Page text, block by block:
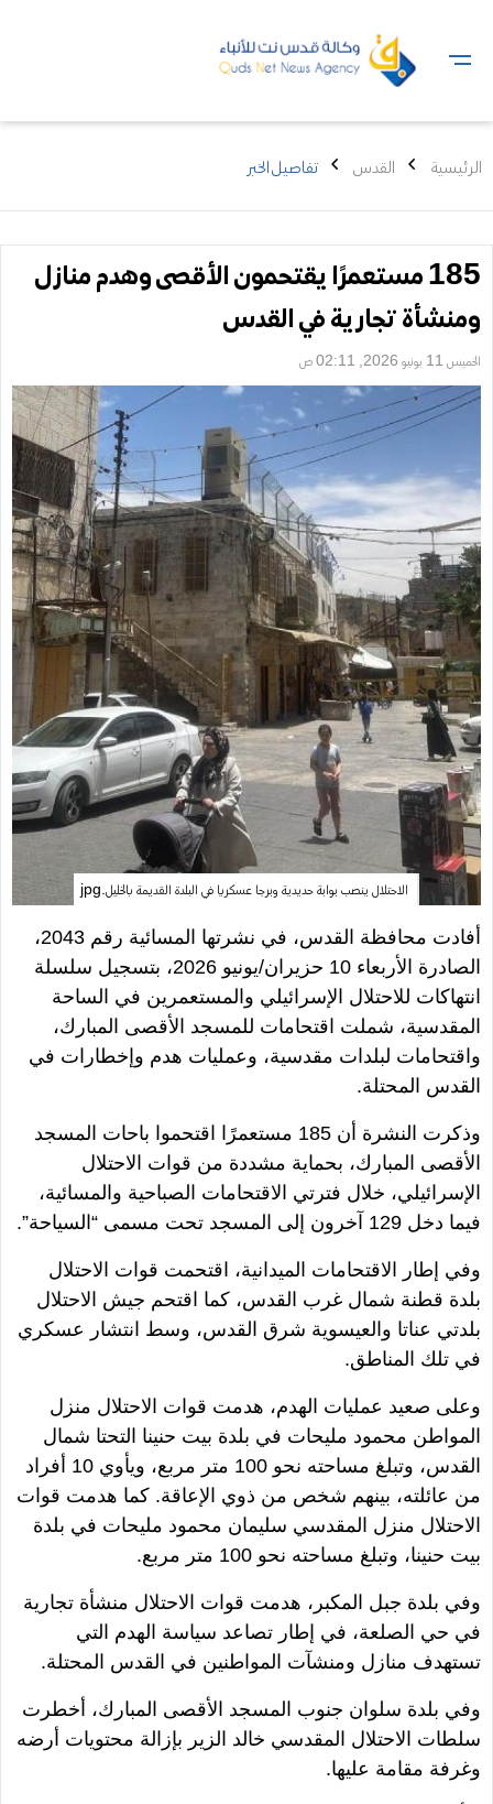
الرئيسية القدس تفاصيل الخبر
185 مستعمرًا يقتحمون الأقصى وهدم منازل
ومنشأة تجارية في القدس
الخميس 11 يونيو 2026, 02:11 ص
الاحتلال ينصب بوابة حديدية وبرجا عسكريا في البلدة القديمة بالخليل.jpg
أفادت محافظة القدس، في نشرتها المسائية رقم 2043،
الصادرة الأربعاء 10 حزيران/يونيو 2026، بتسجيل سلسلة
انتهاكات للاحتلال الإسرائيلي والمستعمرين في الساحة
المقدسية، شملت اقتحامات للمسجد الأقصى المبارك،
واقتحامات لبلدات مقدسية، وعمليات هدم وإخطارات في
القدس المحتلة.
وذكرت النشرة أن 185 مستعمرًا اقتحموا باحات المسجد
الأقصى المبارك، بحماية مشددة من قوات الاحتلال
الإسرائيلي، خلال فترتي الاقتحامات الصباحية والمسائية،
فيما دخل 129 آخرون إلى المسجد تحت مسمى “السياحة”.
وفي إطار الاقتحامات الميدانية، اقتحمت قوات الاحتلال
بلدة قطنة شمال غرب القدس، كما اقتحم جيش الاحتلال
بلدتي عناتا والعيسوية شرق القدس، وسط انتشار عسكري
في تلك المناطق.
وعلى صعيد عمليات الهدم، هدمت قوات الاحتلال منزل
المواطن محمود مليحات في بلدة بيت حنينا التحتا شمال
القدس، وتبلغ مساحته نحو 100 متر مربع، ويأوي 10 أفراد
من عائلته، بينهم شخص من ذوي الإعاقة. كما هدمت قوات
الاحتلال منزل المقدسي سليمان محمود مليحات في بلدة
بيت حنينا، وتبلغ مساحته نحو 100 متر مربع.
وفي بلدة جبل المكبر، هدمت قوات الاحتلال منشأة تجارية
في حي الصلعة، في إطار تصاعد سياسة الهدم التي
تستهدف منازل ومنشآت المواطنين في القدس المحتلة.
وفي بلدة سلوان جنوب المسجد الأقصى المبارك، أخطرت
سلطات الاحتلال المقدسي خالد الزير بإزالة محتويات أرضه
وغرفة مقامة عليها.